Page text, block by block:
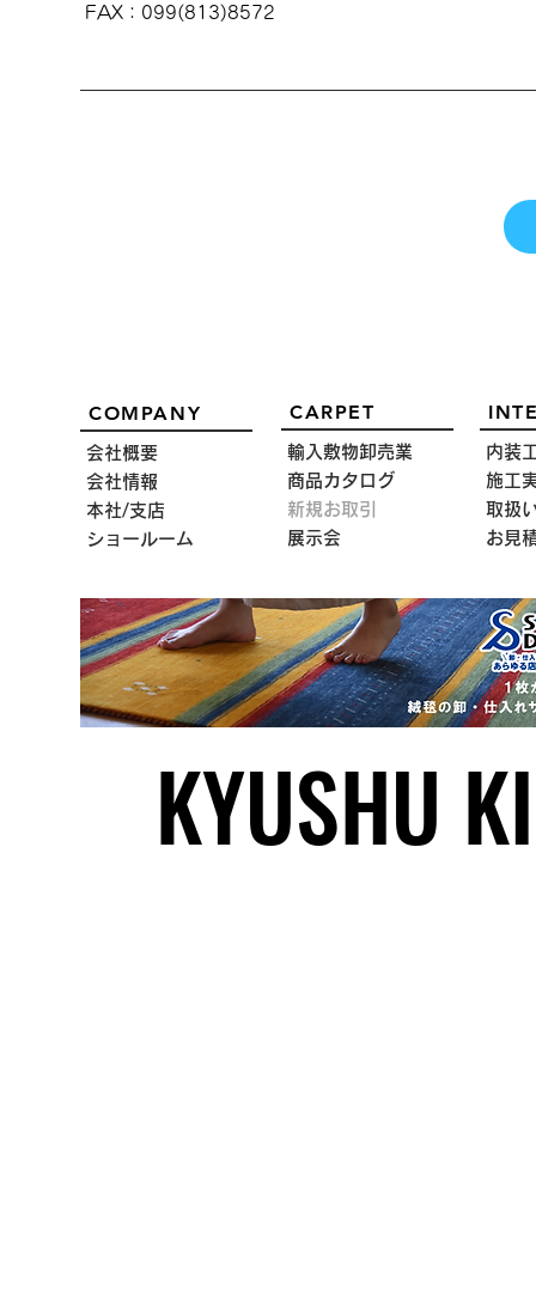
FAX：099(813)8572
COMPANY
会社概要
会社情報
本社/支店
ショールーム
CARPET
輸入敷物卸売業
商品カタログ
新規お取引
展示会
内装
施工
取扱
お見
KYUSHU